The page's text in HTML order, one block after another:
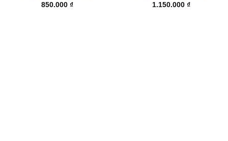
850.000 ₫
1.150.000 ₫